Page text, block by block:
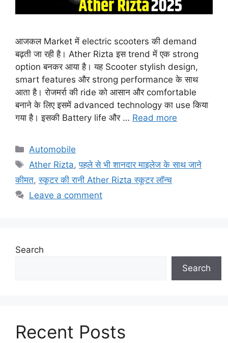
आजकल Market में electric scooters की demand
बढ़ती जा रही है। Ather Rizta इस trend में एक strong
option बनकर आया है। यह Scooter stylish design,
smart features और strong performance के साथ
आता है। रोजमर्रा की ride को आसान और comfortable
बनाने के लिए इसमें advanced technology का use किया
गया है। इसकी Battery life और … Read more
Categories
Automobile
Tags
Ather Rizta,पहले से भी शानदार माइलेज के साथ जाने
कीमत,स्कूटर की रानी Ather Rizta स्कूटर लॉन्च
Leave a comment
Search
Search
Recent Posts